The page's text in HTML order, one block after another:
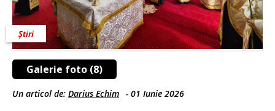
Galerie foto (8)
Știri
Un articol de: Darius Echim - 01 Iunie 2026